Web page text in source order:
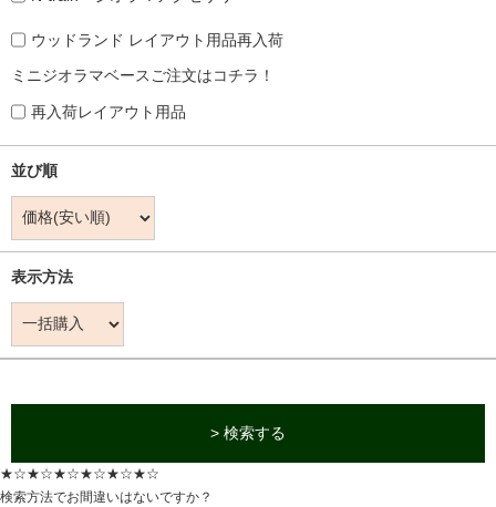
ウッドランド レイアウト用品再入荷
ミニジオラマベースご注文はコチラ！
再入荷レイアウト用品
並び順
表示方法
> 検索する
★☆★☆★☆★☆★☆★☆
検索方法でお間違いはないですか？